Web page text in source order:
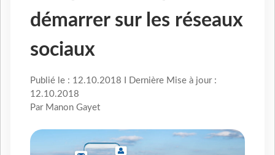
démarrer sur les réseaux
sociaux
Publié le : 12.10.2018 I Dernière Mise à jour :
12.10.2018
Par Manon Gayet